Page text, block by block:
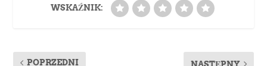
WSKAŹNIK:
POPRZEDNI